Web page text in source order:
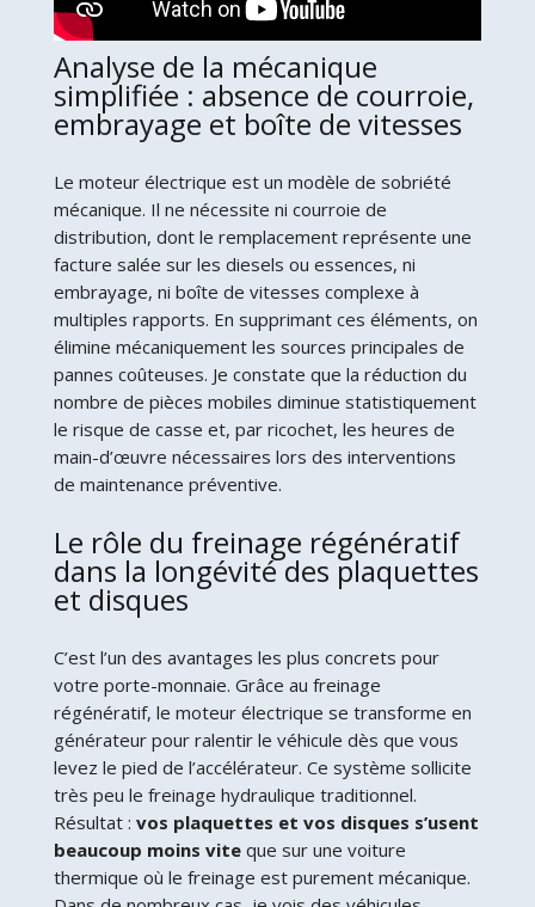
Analyse de la mécanique
simplifiée : absence de courroie,
embrayage et boîte de vitesses
Le moteur électrique est un modèle de sobriété
mécanique. Il ne nécessite ni courroie de
distribution, dont le remplacement représente une
facture salée sur les diesels ou essences, ni
embrayage, ni boîte de vitesses complexe à
multiples rapports. En supprimant ces éléments, on
élimine mécaniquement les sources principales de
pannes coûteuses. Je constate que la réduction du
nombre de pièces mobiles diminue statistiquement
le risque de casse et, par ricochet, les heures de
main-d’œuvre nécessaires lors des interventions
de maintenance préventive.
Le rôle du freinage régénératif
dans la longévité des plaquettes
et disques
C’est l’un des avantages les plus concrets pour
votre porte-monnaie. Grâce au freinage
régénératif, le moteur électrique se transforme en
générateur pour ralentir le véhicule dès que vous
levez le pied de l’accélérateur. Ce système sollicite
très peu le freinage hydraulique traditionnel.
Résultat : vos plaquettes et vos disques s’usent
beaucoup moins viteque sur une voiture
thermique où le freinage est purement mécanique.